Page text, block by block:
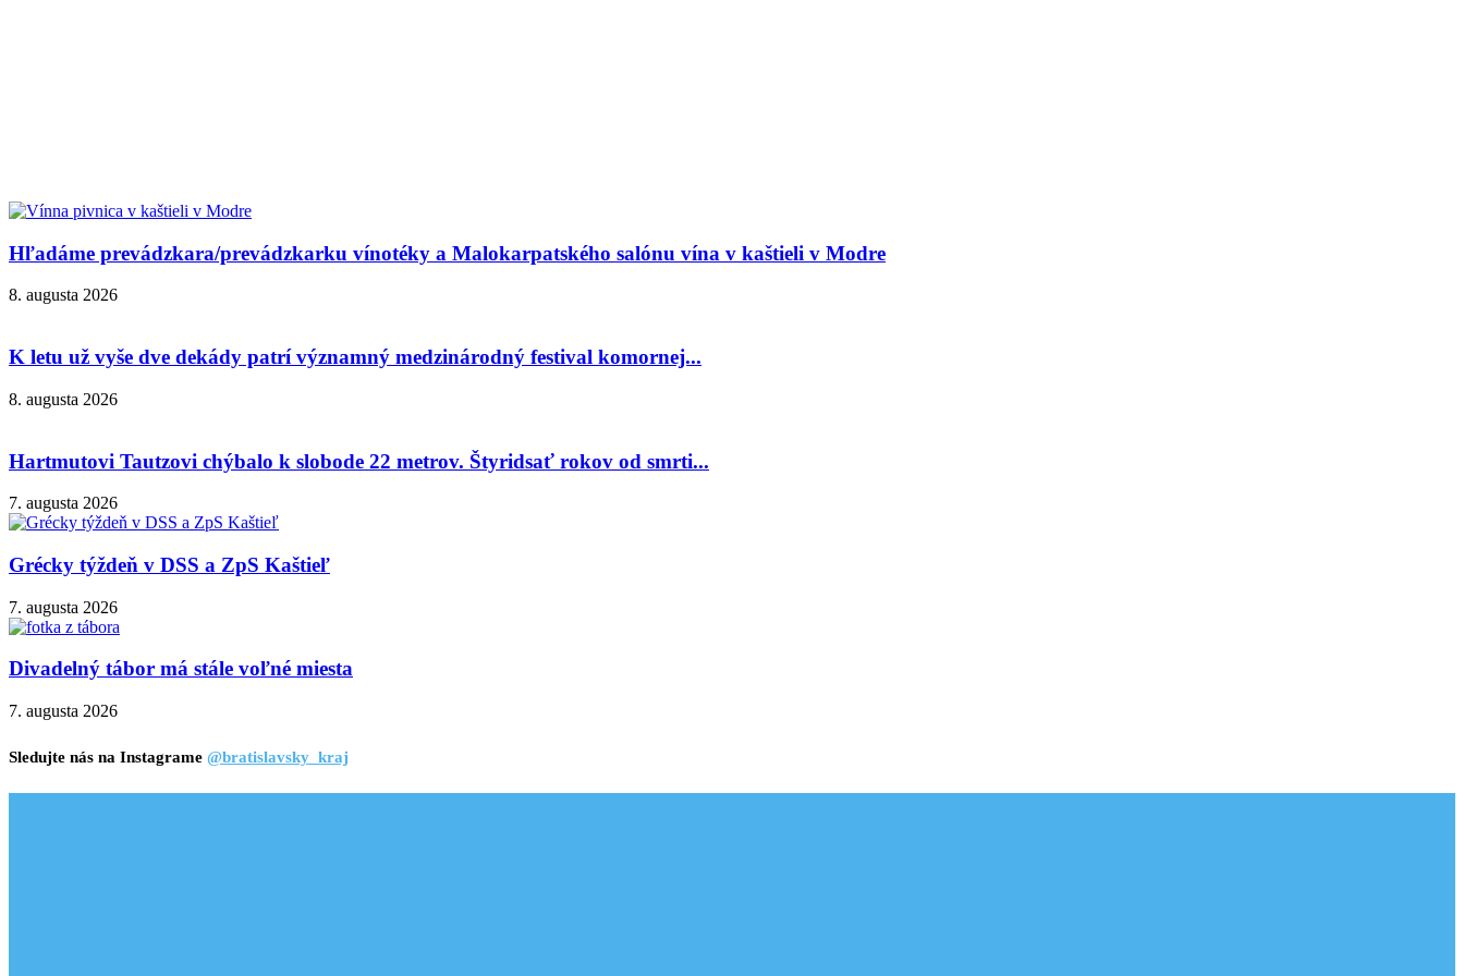
Hľadáme prevádzkara/prevádzkarku vínotéky a Malokarpatského salónu vína v kaštieli v Modre
8. augusta 2026
K letu už vyše dve dekády patrí významný medzinárodný festival komornej...
8. augusta 2026
Hartmutovi Tautzovi chýbalo k slobode 22 metrov. Štyridsať rokov od smrti...
7. augusta 2026
Grécky týždeň v DSS a ZpS Kaštieľ
7. augusta 2026
Divadelný tábor má stále voľné miesta
7. augusta 2026
Sledujte nás na Instagrame @bratislavsky_kraj